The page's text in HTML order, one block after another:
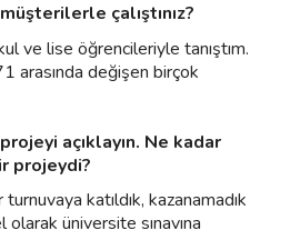
çalıştınız?
ve lise öğrencileriyle tanıştım.
arasında değişen birçok
projeyi açıklayın. Ne kadar
projeydi?
katıldık, kazanamadık
üniversite sınavına